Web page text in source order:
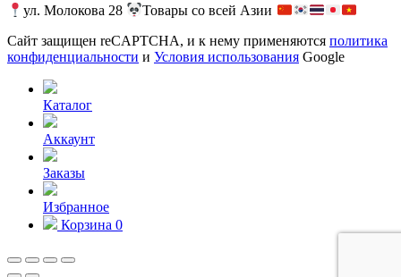
ул. Молокова 28
Товары со всей Азии
Сайт защищен reCAPTCHA, и к нему применяются политика
конфиденциальности и Условия использования Google
Каталог
Аккаунт
Заказы
Избранное
Корзина 0